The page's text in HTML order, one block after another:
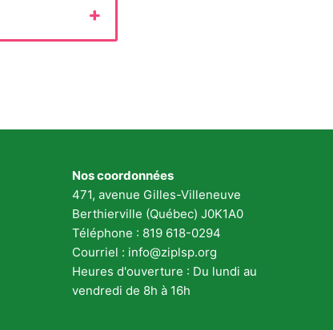
Nos coordonnées
471, avenue Gilles-Villeneuve
Berthierville (Québec) J0K1A0
Téléphone : 819 618-0294
Courriel : info@ziplsp.org
Heures d'ouverture : Du lundi au
vendredi de 8h à 16h